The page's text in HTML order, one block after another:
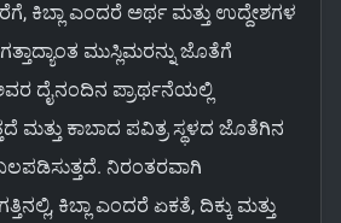
ಕಿಬ್ಲಾ ಎಂದರೆ ಅರ್ಥ ಮತ್ತು ಉದ್ದೇಶಗಳ
ಮುಸ್ಲಿಮರನ್ನು ಜೊತೆಗೆ
ದೈನಂದಿನ ಪ್ರಾರ್ಥನೆಯಲ್ಲಿ
ಮತ್ತು ಕಾಬಾದ ಪವಿತ್ರ ಸ್ಥಳದ ಜೊತೆಗಿನ
ನಿರಂತರವಾಗಿ
ಕಿಬ್ಲಾ ಎಂದರೆ ಏಕತೆ, ದಿಕ್ಕು ಮತ್ತು